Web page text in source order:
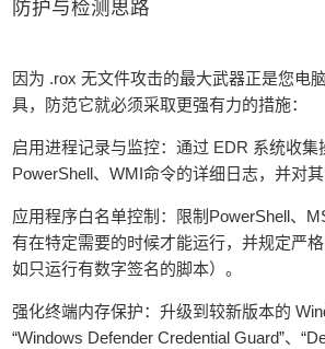
防护与检测思路‌
因为 ‌.rox 无文件攻击的最大武器正是您电
具‌，防范它就必须采取更强有力的措施：
启用进程记录与监控‌：通过 EDR 系统收集
PowerShell、WMI命令的详细日志，并对其
应用程序白名单控制‌：限制PowerShell、
有在特定需要的时候才能运行，并规定严
如只运行有数字签名的脚本）。
强化终端内存保护‌：升级到较新版本的
‌“Windows Defender Credential Guard”‌、‌